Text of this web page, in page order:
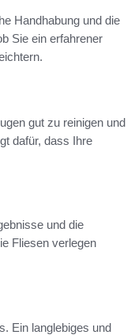
Handhabung und die
Sie ein erfahrener
gut zu reinigen und
dafür, dass Ihre
und die
Fliesen verlegen
Ein langlebiges und